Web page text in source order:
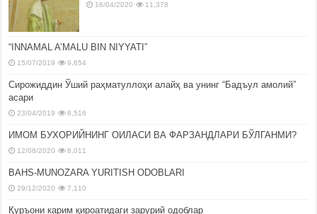
16/04/2020 11,378
“INNAMAL A’MALU BIN NIYYATI”
15/07/2019 9,654
Сирожиддин Ўший раҳматуллоҳи алайҳ ва унинг “Бадъул амолий”
асари
23/04/2019 8,516
ИМОМ БУХОРИЙНИНГ ОИЛАСИ ВА ФАРЗАНДЛАРИ БЎЛГАНМИ?
12/08/2020 8,011
BAHS-MUNOZARA YURITISH ODOBLARI
29/12/2020 7,110
Қуръони карим қироатидаги зарурий одоблар